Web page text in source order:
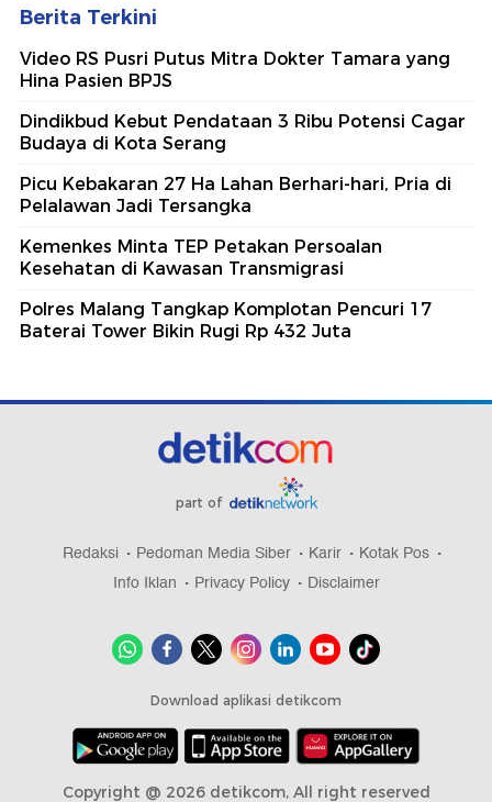
Berita Terkini
Video RS Pusri Putus Mitra Dokter Tamara yang
Hina Pasien BPJS
Dindikbud Kebut Pendataan 3 Ribu Potensi Cagar
Budaya di Kota Serang
Picu Kebakaran 27 Ha Lahan Berhari-hari, Pria di
Pelalawan Jadi Tersangka
Kemenkes Minta TEP Petakan Persoalan
Kesehatan di Kawasan Transmigrasi
Polres Malang Tangkap Komplotan Pencuri 17
Baterai Tower Bikin Rugi Rp 432 Juta
part of
Redaksi Pedoman Media Siber Karir
Kotak Pos
Info Iklan
Privacy Policy Disclaimer
Download aplikasi detikcom
Copyright @ 2026 detikcom, All right reserved